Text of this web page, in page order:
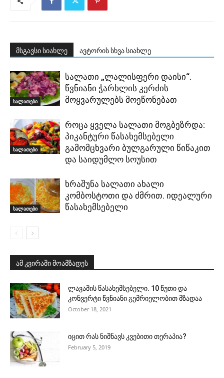
მსგავსი სიახლე ავტორის სხვა სიახლე
სალათები
სალათი „ლალისფერი დაისი“.
წვნიანი ჭარხლის კერძის
მოყვარულებს მოეწონებათ
სალათები
როცა ყველა სალათი მოგბეზრდა:
პიკანტური წასახემსებელი
გამომცხვარი ბულგარული წიწაკით
და საიდუმლო სოუსით
სალათები
ხრაშუნა სალათი ახალი
კომბოსტოთი და ძმრით. იდეალური
წასახემსებელი
ამ კვირაში მოამზადეს
ლავაშის წასახემსებელი. 10 წუთი და
კონვერტი წვნიანი გემრიელობით მზადაა
October 18, 2021
იცით რას ნიშნავს კვებითი თერაპია?
February 5, 2019